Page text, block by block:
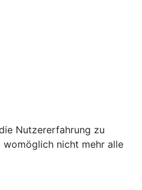
Nutzererfahrung zu
womöglich nicht mehr alle